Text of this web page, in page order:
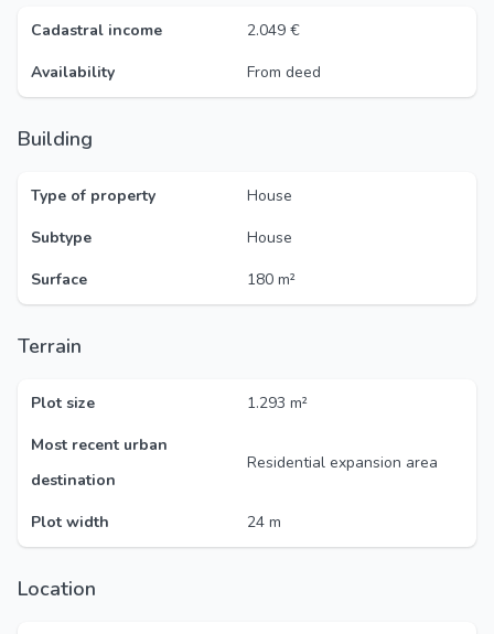
Cadastral income
2.049 €
Availability
From deed
Building
Type of property
House
Subtype
House
Surface
180 m²
Terrain
Plot size
1.293 m²
Most recent urban
destination
Residential expansion area
Plot width 24 m
Location